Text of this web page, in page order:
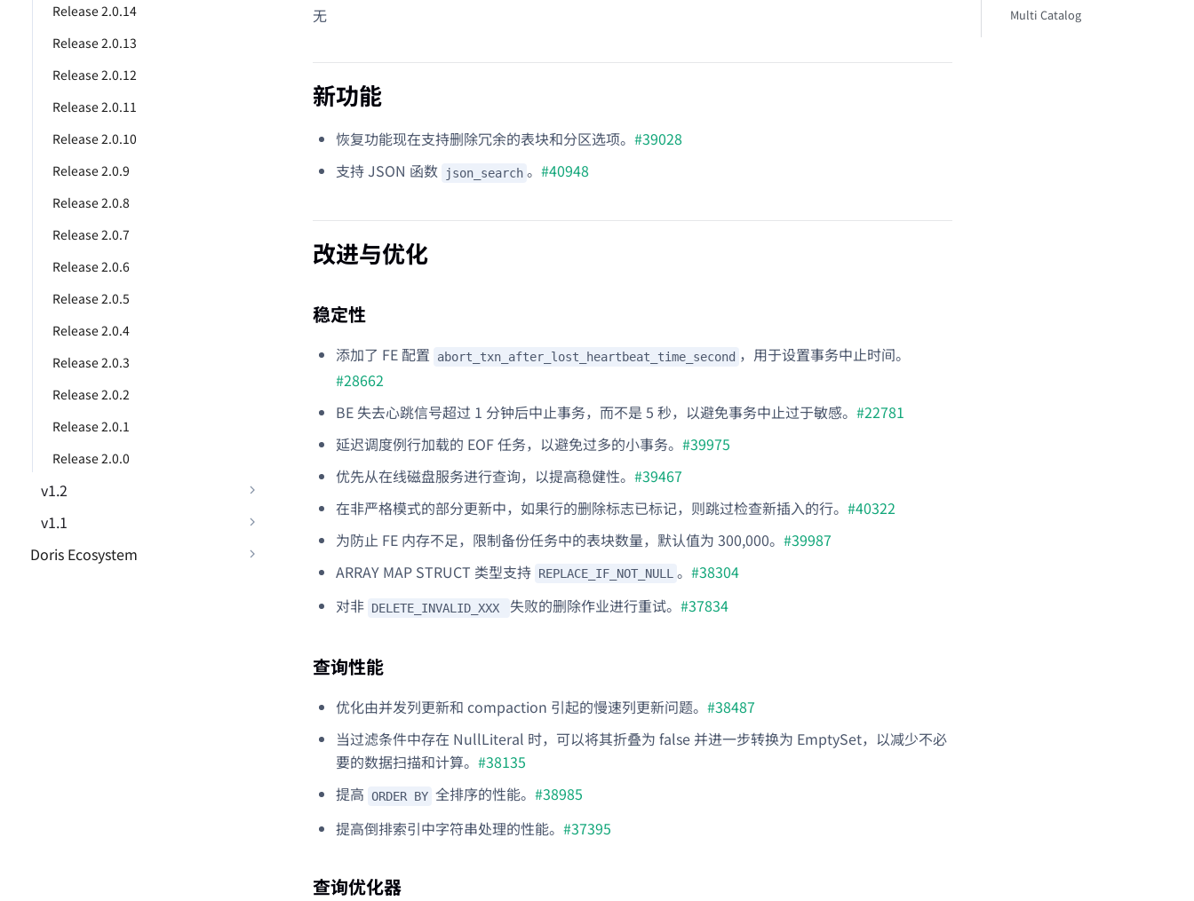
Release 2.0.14
Release 2.0.13
Release 2.0.12
Release 2.0.11
Release 2.0.10
Release 2.0.9
Release 2.0.8
Release 2.0.7
Release 2.0.6
Release 2.0.5
Release 2.0.4
Release 2.0.3
Release 2.0.2
Release 2.0.1
Release 2.0.0
v1.2
v1.1
Doris Ecosystem
无
新功能
恢复功能现在支持删除冗余的表块和分区选项。 #39028
支持 JSON 函数
json_search 。 #40948
改进与优化
稳定性
添加了 FE 配置 abort_txn_after_lost_heartbeat_time_second ，用于设置事务中止时间。
#28662
BE 失去心跳信号超过 1 分钟后中止事务，而不是 5 秒，以避免事务中止过于敏感。 #22781
延迟调度例行加载的 EOF 任务，以避免过多的小事务。 #39975
优先从在线磁盘服务进行查询，以提高稳健性。 #39467
在非严格模式的部分更新中，如果行的删除标志已标记，则跳过检查新插入的行。 #40322
为防止 FE 内存不足，限制备份任务中的表块数量，默认值为 300,000。 #39987
ARRAY MAP STRUCT 类型支持 REPLACE_IF_NOT_NULL 。 #38304
对非 DELETE_INVALID_XXX 失败的删除作业进行重试。 #37834
查询性能
优化由并发列更新和 compaction 引起的慢速列更新问题。 #38487
当过滤条件中存在 NullLiteral 时，可以将其折叠为 false 并进一步转换为 EmptySet，以减少不必
要的数据扫描和计算。 #38135
提高 ORDER BY 全排序的性能。 #38985
提高倒排索引中字符串处理的性能。 #37395
查询优化器
Multi Catalog